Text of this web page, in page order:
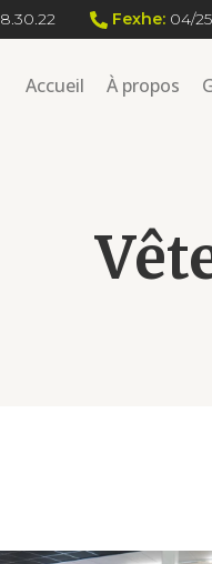
Fexhe: 04/
Accueil À propos